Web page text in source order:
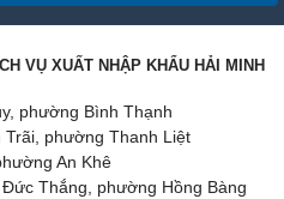
VỤ XUẤT NHẬP KHẨU HẢI MINH
phường Bình Thạnh
Trãi, phường Thanh Liệt
An Khê
Thắng, phường Hồng Bàng